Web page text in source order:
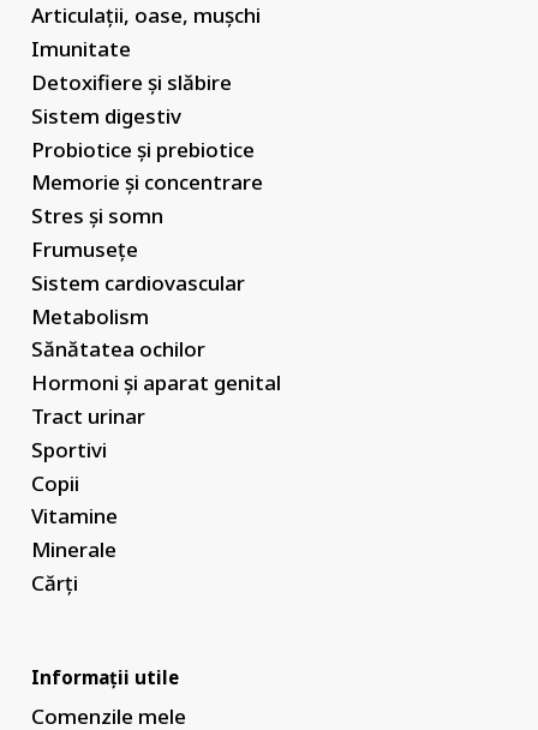
Articulații, oase, mușchi
Imunitate
Detoxifiere și slăbire
Sistem digestiv
Probiotice și prebiotice
Memorie și concentrare
Stres și somn
Frumusețe
Sistem cardiovascular
Metabolism
Sănătatea ochilor
Hormoni și aparat genital
Tract urinar
Sportivi
Copii
Vitamine
Minerale
Cărți
Informații utile
Comenzile mele